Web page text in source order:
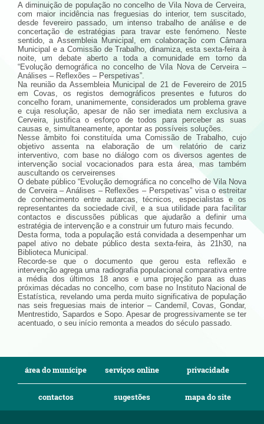
A diminuição de população no concelho de Vila Nova de Cerveira,
com maior incidência nas freguesias do interior, tem suscitado,
desde fevereiro passado, um intenso trabalho de análise e de
concertação de estratégias para travar este fenómeno. Neste
sentido, a Assembleia Municipal, em colaboração com Câmara
Municipal e a Comissão de Trabalho, dinamiza, esta sexta-feira à
noite, um debate aberto a toda a comunidade em torno da
“Evolução demográfica no concelho de Vila Nova de Cerveira –
Análises – Reflexões – Perspetivas”.
Na reunião da Assembleia Municipal de 21 de Fevereiro de 2015
em Covas, os registos demográficos presentes e futuros do
concelho foram, unanimemente, considerados um problema grave
e cuja resolução, apesar de não ser imediata nem exclusiva a
Cerveira, justifica o esforço de todos para perceber as suas
causas e, simultaneamente, apontar as possíveis soluções.
Nesse âmbito foi constituída uma Comissão de Trabalho, cujo
objetivo assenta na elaboração de um relatório de cariz
interventivo, com base no diálogo com os diversos agentes de
intervenção social vocacionados para esta área, mas também
auscultando os cerveirenses
O debate público “Evolução demográfica no concelho de Vila Nova
de Cerveira – Análises – Reflexões – Perspetivas” visa o estreitar
de conhecimento entre autarcas, técnicos, especialistas e os
representantes da sociedade civil, e a sua utilidade para facilitar
contactos e discussões públicas que ajudarão a definir uma
estratégia de intervenção e a construir um futuro mais fecundo.
Desta forma, toda a população está convidada a desempenhar um
papel ativo no debate público desta sexta-feira, às 21h30, na
Biblioteca Municipal.
Recorde-se que o documento que gerou esta reflexão e
intervenção agrega uma radiografia populacional comparativa entre
a média dos últimos 18 anos e uma projeção para as duas
próximas décadas no concelho, com base no Instituto Nacional de
Estatística, revelando uma perda muito significativa de população
nas seis freguesias mais de interior – Candemil, Covas, Gondar,
Mentrestido, Sapardos e Sopo. Apesar de progressivamente se ter
acentuado, o seu início remonta a meados do século passado.
área do munícipe serviços online privacidade
contactos sugestões mapa do site